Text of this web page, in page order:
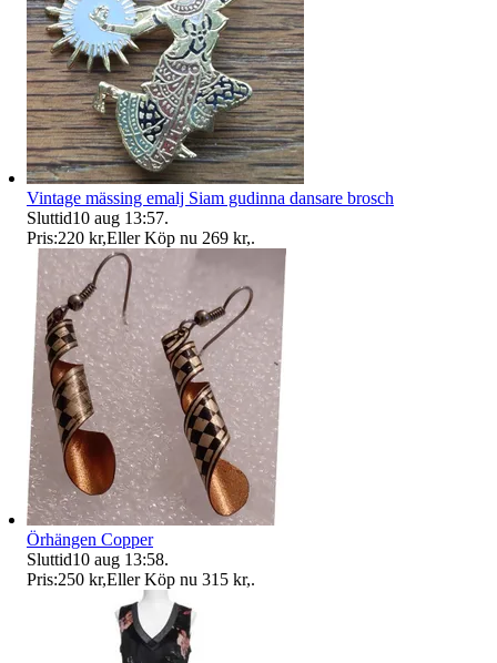
Vintage mässing emalj Siam gudinna dansare brosch
Sluttid10 aug 13:57.
Pris:220 kr,Eller Köp nu 269 kr,.
Örhängen Copper
Sluttid10 aug 13:58.
Pris:250 kr,Eller Köp nu 315 kr,.